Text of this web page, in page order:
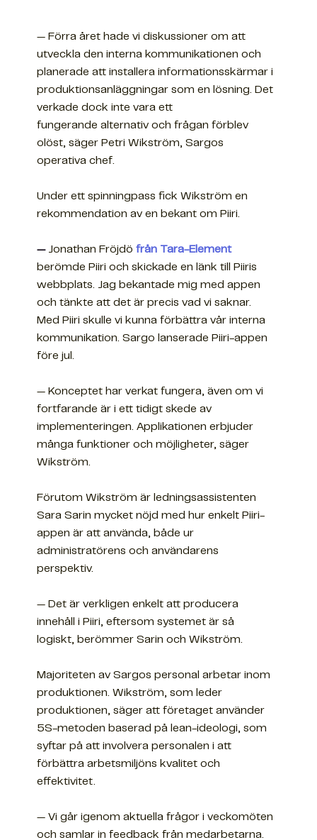
— Förra året hade vi diskussioner om att
utveckla den interna kommunikationen och
planerade att installera informationsskärmar i
produktionsanläggningar som en lösning. Det
verkade dock inte vara ett
fungerande alternativ och frågan förblev
olöst, säger Petri Wikström, Sargos
operativa chef.
Under ett spinningpass fick Wikström en
rekommendation av en bekant om Piiri.
—Jonathan Fröjdö från Tara-Element
berömde Piiri och skickade en länk till Piiris
webbplats. Jag bekantade mig med appen
och tänkte att det är precis vad vi saknar.
Med Piiri skulle vi kunna förbättra vår interna
kommunikation. Sargo lanserade Piiri-appen
före jul.
— Konceptet har verkat fungera, även om vi
fortfarande är i ett tidigt skede av
implementeringen. Applikationen erbjuder
många funktioner och möjligheter, säger
Wikström.
Förutom Wikström är ledningsassistenten
Sara Sarin mycket nöjd med hur enkelt Piiri-
appen är att använda, både ur
administratörens och användarens
perspektiv.
— Det är verkligen enkelt att producera
innehåll i Piiri, eftersom systemet är så
logiskt, berömmer Sarin och Wikström.
Majoriteten av Sargos personal arbetar inom
produktionen. Wikström, som leder
produktionen, säger att företaget använder
5S-metoden baserad på lean-ideologi, som
syftar på att involvera personalen i att
förbättra arbetsmiljöns kvalitet och
effektivitet.
— Vi går igenom aktuella frågor i veckomöten
och samlar in feedback från medarbetarna.